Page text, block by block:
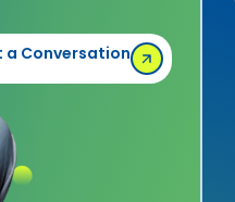
a Conversation